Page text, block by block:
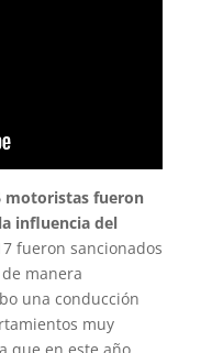
motoristas fueron
influencia del
fueron sancionados
manera
una conducción
muy